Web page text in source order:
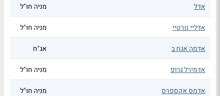
אדל מניה חו"ל
אדליי נורטיי מניה חו"ל
אדמה אגח ב אג"ח
אדמירל גרופ מניה חו"ל
אדמס אקספרס מניה חו"ל